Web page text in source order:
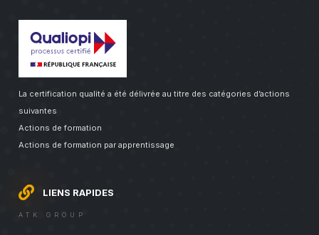
La certification qualité a été délivrée au titre des catégories d’actions
suivantes
Actions de formation
Actions de formation par apprentissage
LIENS RAPIDES
ATK GROUP